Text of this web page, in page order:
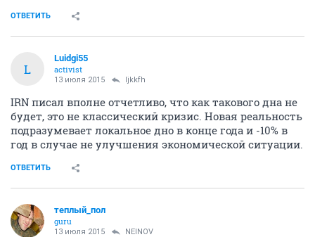
ОТВЕТИТЬ
L
Luidgi55
activist
13 июля 2015 ljkkfh
IRN писал вполне отчетливо, что как такового дна не
будет, это не классический кризис. Новая реальность
подразумевает локальное дно в конце года и -10% в
год в случае не улучшения экономической ситуации.
ОТВЕТИТЬ
теплый_пол
guru
13 июля 2015 NEINOV